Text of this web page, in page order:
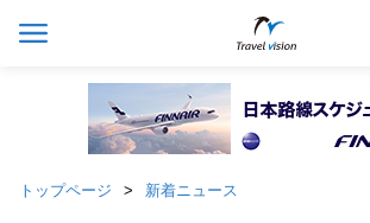
トップページ 新着ニュース